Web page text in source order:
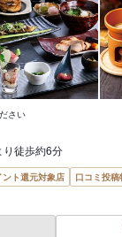
さい
り徒歩約6分
ント還元対象店
口コミ投